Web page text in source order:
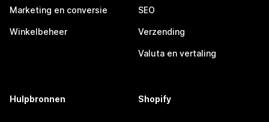
Marketing en conversie
Winkelbeheer
SEO
Verzending
Valuta en vertaling
Hulpbronnen Shopify